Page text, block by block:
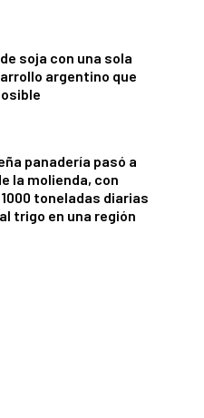
soja con una sola
argentino que
panadería pasó a
la molienda, con
toneladas diarias
trigo en una región